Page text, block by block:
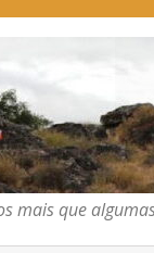
pegadas
mais que